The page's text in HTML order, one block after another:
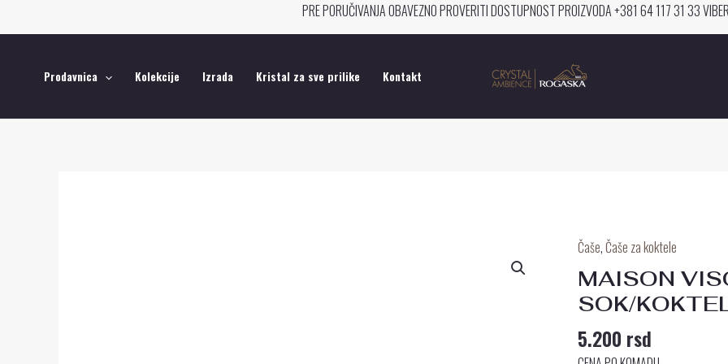
na
PRE PORUČIVANJA OBAVEZNO PROVERITI DOSTUPNOST PROIZVODA +381 64 117 31 33
Prodavnica Kolekcije Izrada Kristal za sve prilike Kontakt
Čaše,Čaše za koktele
MAISON
SOK/
5.200 rsd
MAISON
VISOKA
ČAŠA
ZA
SOK/KOKTEL/PIVO
količina